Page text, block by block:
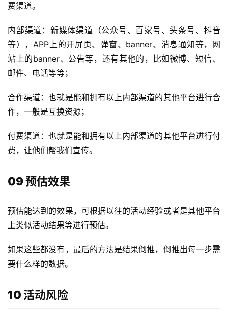
费渠道。
内部渠道：新媒体渠道（公众号、百家号、头条号、抖音
等），APP上的开屏页、弹窗、banner、消息通知等，网
站上的banner、公告等，还有其他的，比如微博、短信、
邮件、电话等等；
合作渠道：也就是能和拥有以上内部渠道的其他平台进行合
作，一般是互换资源；
付费渠道：也就是能和拥有以上内部渠道的其他平台进行付
费，让他们帮我们宣传。
09 预估效果
预估能达到的效果，可根据以往的活动经验或者是其他平台
上类似活动结果等进行预估。
如果这些都没有，最后的方法是结果倒推，倒推出每一步需
要什么样的数据。
10 活动风险